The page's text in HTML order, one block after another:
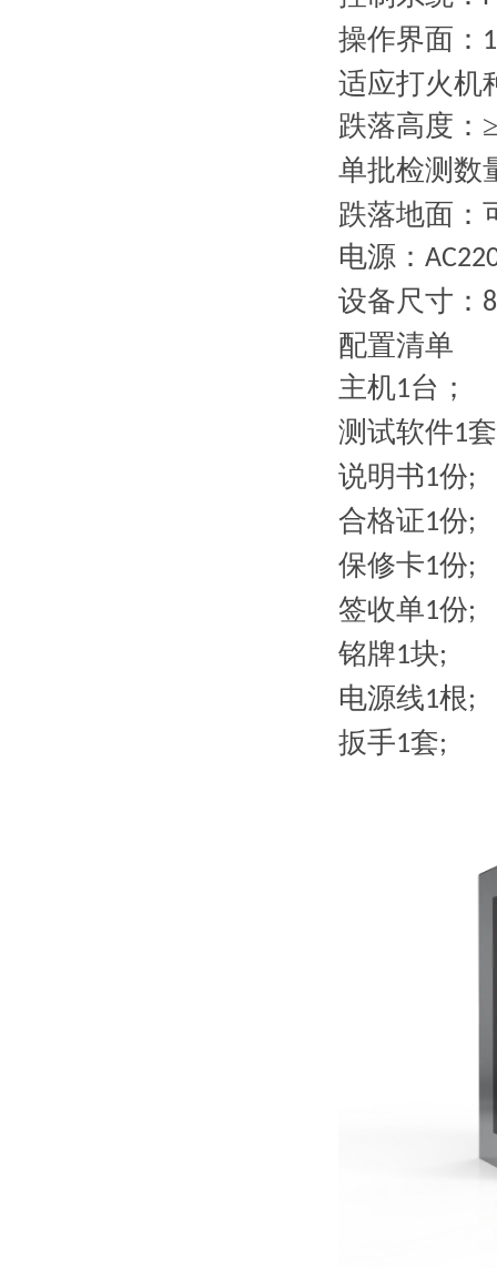
操作界面：
适应打火机
跌落高度：≥
单批检测数
跌落地面：
电源：
设备尺寸：
配置清单
主机1台；
测试软件1
说明书1份;
合格证1份;
保修卡1份;
签收单1份;
铭牌1块;
电源线1根;
扳手1套;